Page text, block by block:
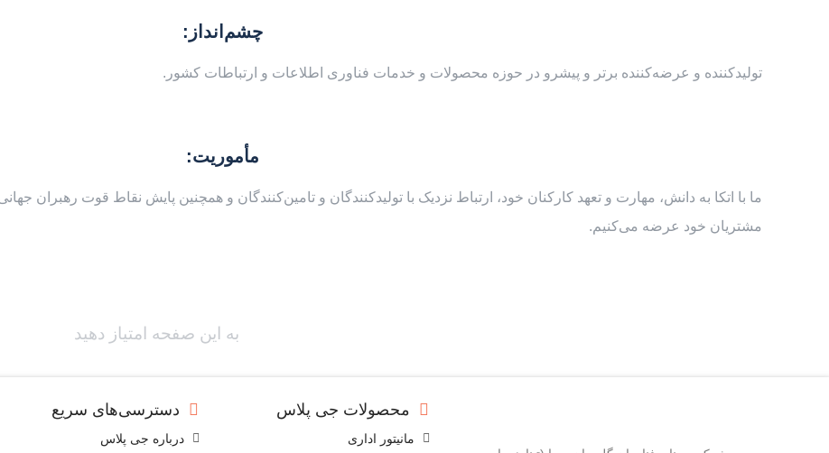
چشم‌انداز:
تولیدکننده و عرضه‌کننده برتر و پیشرو در حوزه محصولات و خدمات فناوری اطلاعات و ارتباطات کشور.
مأموریت:
ما با اتکا به دانش، مهارت و تعهد کارکنان خود، ارتباط نزدیک با تولیدکنندگان و تامین‌کنندگان و همچنین پایش نقاط قوت رهبران
مشتریان خود عرضه می‌کنیم.
به این صفحه امتیاز دهید
محصولات جی پلاس
مانیتور اداری
دسترسی‌های سریع
درباره جی پلاس